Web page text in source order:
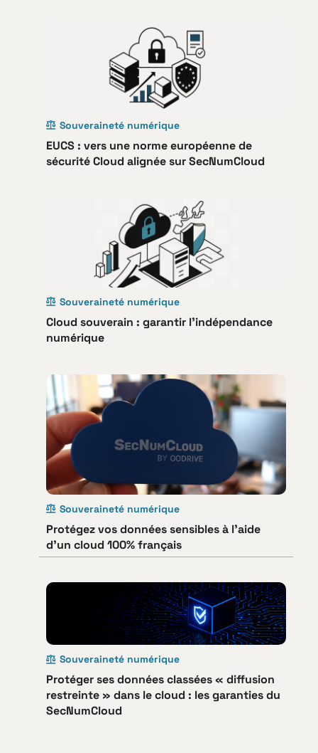
Souveraineté numérique
EUCS : vers une norme européenne de
sécurité Cloud alignée sur SecNumCloud
Souveraineté numérique
Cloud souverain : garantir l’indépendance
numérique
Souveraineté numérique
Protégez vos données sensibles à l’aide
d’un cloud 100% français
Souveraineté numérique
Protéger ses données classées « diffusion
restreinte » dans le cloud : les garanties du
SecNumCloud